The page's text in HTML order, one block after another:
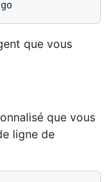
que vous
que vous
ligne de